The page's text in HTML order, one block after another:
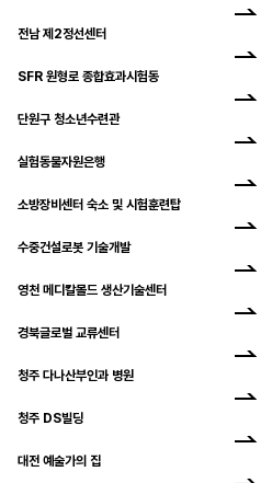
전남 제2정선센터
SFR 원형로 종합효과시험동
단원구 청소년수련관
실험동물자원은행
소방장비센터 숙소 및 시험훈련탑
수중건설로봇 기술개발
영천 메디칼몰드 생산기술센터
경북글로벌 교류센터
청주 다나산부인과 병원
청주 DS빌딩
대전 예술가의 집